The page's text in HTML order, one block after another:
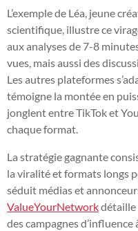
L’exemple de Léa, jeune
scientifique, illustre ce
aux analyses de 7-8
vues, mais aussi des
Les autres plateformes
témoigne la montée en
jonglent entre TikTok et
chaque format.
La stratégie gagnante
la viralité et formats longs
séduit médias et
ValueYourNetworkdétaille
des campagnes